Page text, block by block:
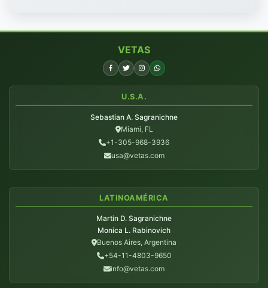
VETAS
U.S.A.
Sebastian A. Sagranichne
Miami, FL
+1-305-968-3936
usa@vetas.com
LATINOAMÉRICA
Martin D. Sagranichne
Monica L. Rabinovich
Buenos Aires, Argentina
+54-11-4803-9650
info@vetas.com